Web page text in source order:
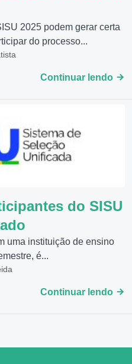
2025 podem gerar certa
do processo...
Continuar lendo
do SISU
uma instituição de ensino
é...
Continuar lendo